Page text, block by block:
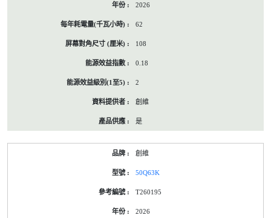
2026
62
108
0.18
2
創維
是
創維
50Q63K
T260195
2026